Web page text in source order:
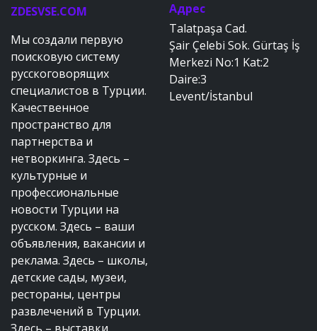
ZDESVSE.COM
Мы создали первую
поисковую систему
русскоговорящих
специалистов в Турции.
Качественное
пространство для
партнерства и
нетворкинга. Здесь –
культурные и
профессиональные
новости Турции на
русском. Здесь – ваши
объявления, вакансии и
реклама. Здесь – школы,
детские сады, музеи,
рестораны, центры
развлечений в Турции.
Адрес
Talatpaşa Cad.
Şair Çelebi Sok. Gürtaş İş
Merkezi No:1 Kat:2
Daire:3
Levent/İstanbul